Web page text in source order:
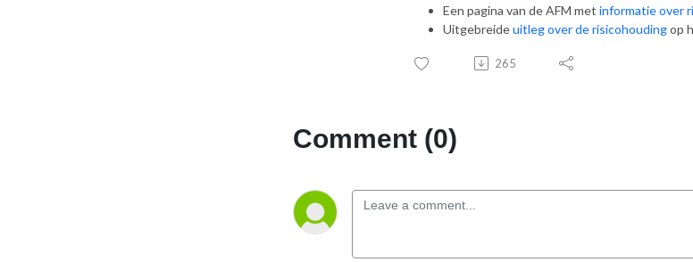
Een pagina van de AFM met informatie over
Uitgebreideuitleg over de risicohoudingop
265
Comment (0)